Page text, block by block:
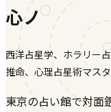
心ノ
西洋占星学、ホラリー
推命、心理占星術マス
東京の占い館で対面